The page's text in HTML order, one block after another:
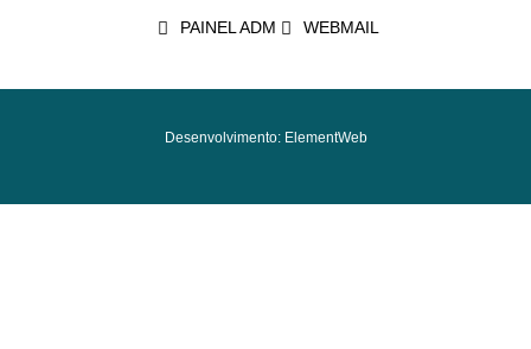
PAINEL ADM WEBMAIL
Desenvolvimento: ElementWeb